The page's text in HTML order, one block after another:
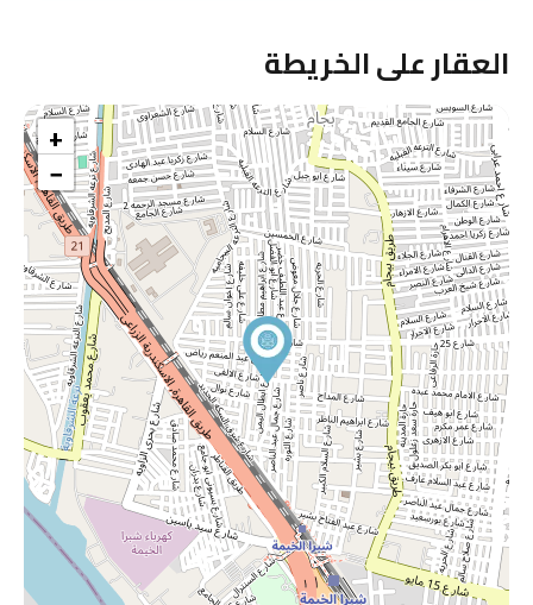
العقار على الخريطة
+
−